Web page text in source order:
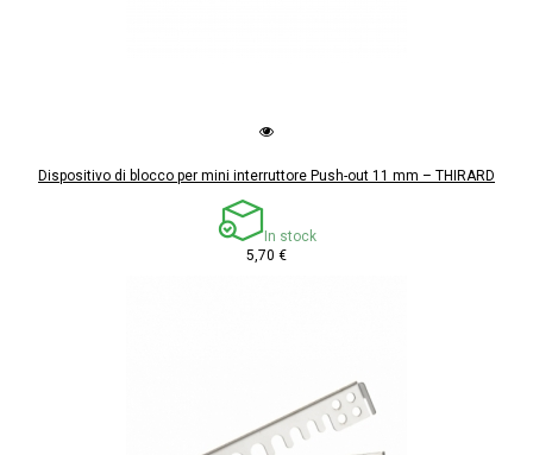
Dispositivo di blocco per mini interruttore Push-out 11 mm – THIRARD
In stock
5,70 €